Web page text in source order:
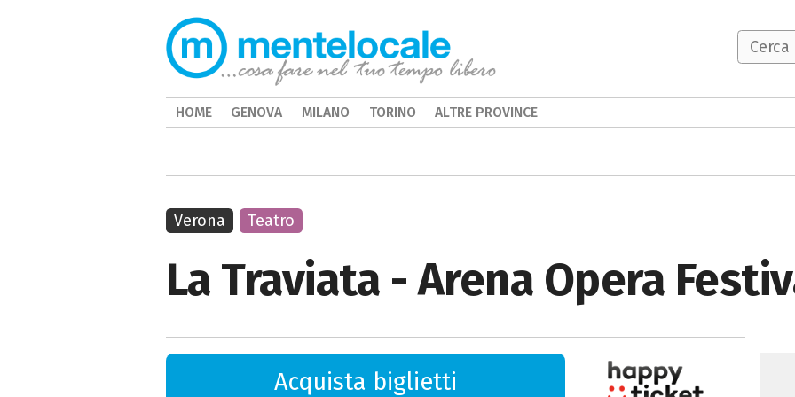
La Traviata - Arena Opera
Acquista biglietti
Verona Teatro
HOME GENOVA MILANO TORINO ALTRE PROVINCE